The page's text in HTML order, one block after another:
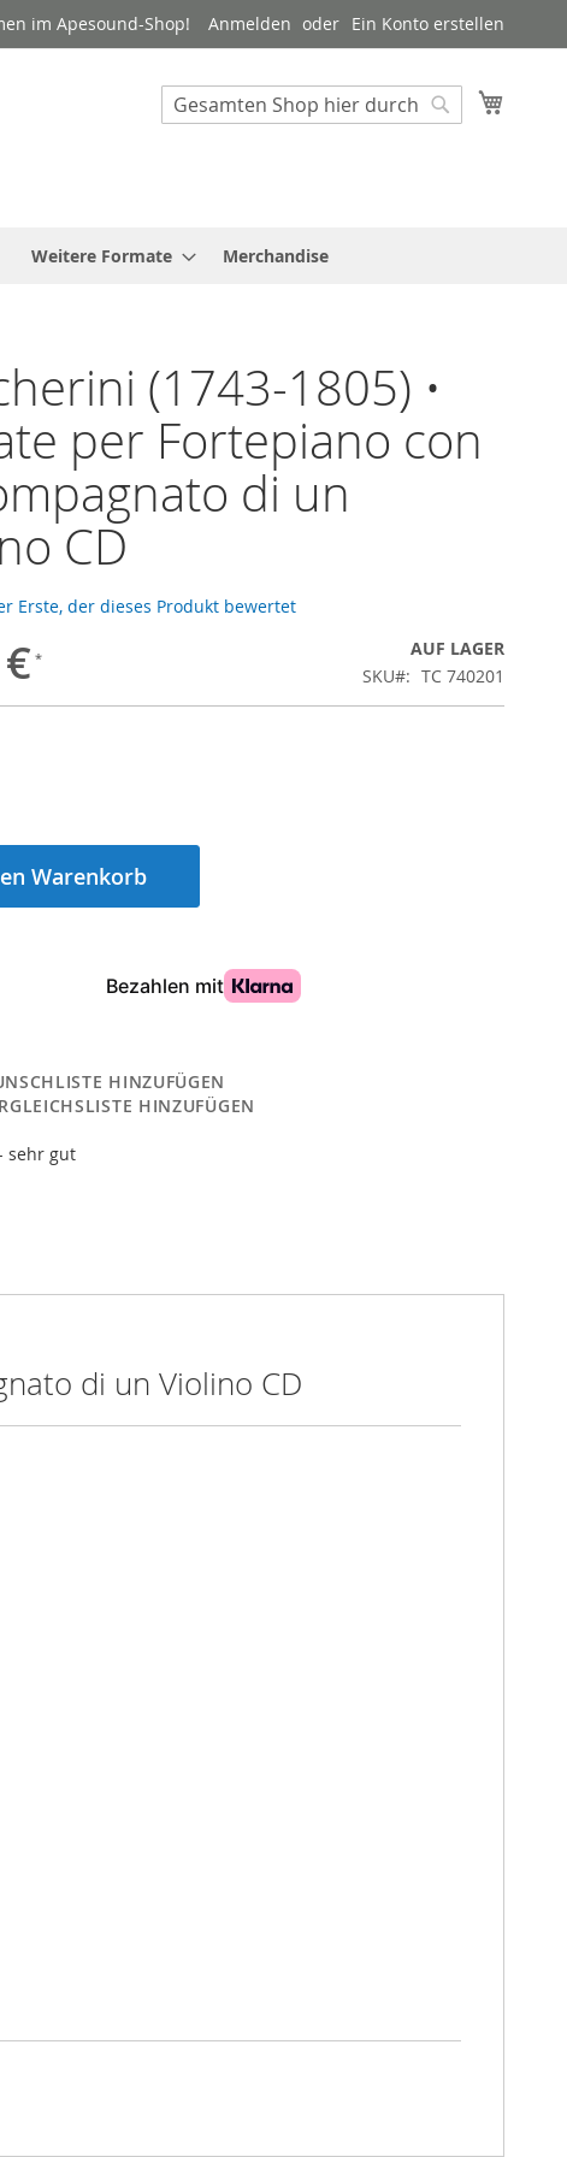
im Apesound-Shop! Anmelden Ein Konto erstellen
Suche
Weitere Formate Merchandise
(1743-1805) •
per Fortepiano con
di un
CD
Erste, der dieses Produkt bewertet
AUF LAGER
SKU
TC 740201
Warenkorb
HINZUFÜGEN
HINZUFÜGEN
sehr gut
di un Violino CD